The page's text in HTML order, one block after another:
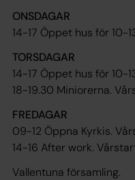
ONSDAGAR
14-17 Öppet hus för 10-
TORSDAGAR
14-17 Öppet hus för 10-
18-19.30 Miniorerna.
FREDAGAR
09-12 Öppna Kyrkis.
14-16 After work.
Vallentuna församling.